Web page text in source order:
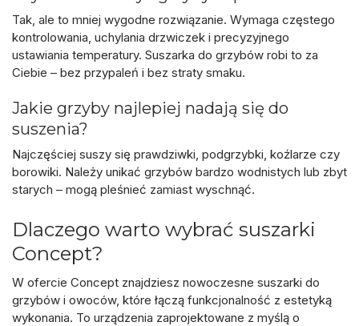
Tak, ale to mniej wygodne rozwiązanie. Wymaga częstego
kontrolowania, uchylania drzwiczek i precyzyjnego
ustawiania temperatury. Suszarka do grzybów robi to za
Ciebie – bez przypaleń i bez straty smaku.
Jakie grzyby najlepiej nadają się do
suszenia?
Najczęściej suszy się prawdziwki, podgrzybki, koźlarze czy
borowiki. Należy unikać grzybów bardzo wodnistych lub zbyt
starych – mogą pleśnieć zamiast wyschnąć.
Dlaczego warto wybrać suszarki
Concept?
W ofercie Concept znajdziesz nowoczesne suszarki do
grzybów i owoców, które łączą funkcjonalność z estetyką
wykonania. To urządzenia zaprojektowane z myślą o